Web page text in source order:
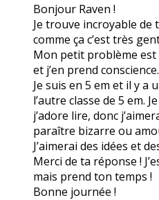
Bonjour Raven !
Je trouve incroyable
comme ça c’est très
Mon petit problème
et j’en prend conscience.
Je suis en 5 em et il y a
l’autre classe de 5 em.
j’adore lire, donc
paraître bizarre ou
J’aimerai des idées et
Merci de ta réponse !
mais prend ton temps !
Bonne journée !